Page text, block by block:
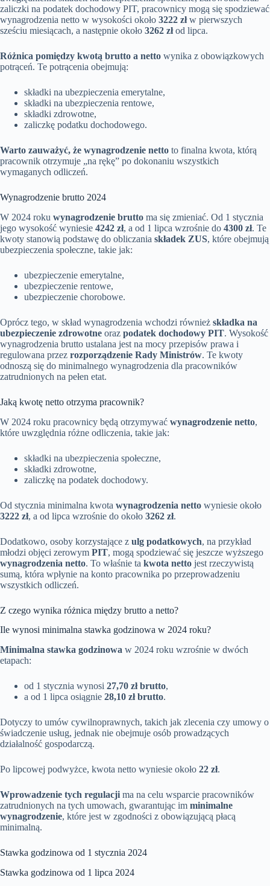
zaliczki na podatek dochodowy PIT, pracownicy mogą się spodziewać
wynagrodzenia netto w wysokości około 3222 złw pierwszych
sześciu miesiącach, a następnie około 3262 złod lipca.
Różnica pomiędzy kwotą brutto a netto wynika z obowiązkowych
potrąceń. Te potrącenia obejmują:
składki na ubezpieczenia emerytalne,
składki na ubezpieczenia rentowe,
składki zdrowotne,
zaliczkę podatku dochodowego.
Warto zauważyć, że wynagrodzenie netto to finalna kwota, którą
pracownik otrzymuje „na rękę” po dokonaniu wszystkich
wymaganych odliczeń.
Wynagrodzenie brutto 2024
W 2024 roku wynagrodzenie brutto ma się zmieniać. Od 1 stycznia
jego wysokość wyniesie 4242 zł, a od 1 lipca wzrośnie do 4300 zł. Te
kwoty stanowią podstawę do obliczania składek ZUS, które obejmują
ubezpieczenia społeczne, takie jak:
ubezpieczenie emerytalne,
ubezpieczenie rentowe,
ubezpieczenie chorobowe.
Oprócz tego, w skład wynagrodzenia wchodzi również składka na
ubezpieczenie zdrowotne oraz podatek dochodowy PIT. Wysokość
wynagrodzenia brutto ustalana jest na mocy przepisów prawa i
regulowana przez rozporządzenie Rady Ministrów. Te kwoty
odnoszą się do minimalnego wynagrodzenia dla pracowników
zatrudnionych na pełen etat.
Jaką kwotę netto otrzyma pracownik?
W 2024 roku pracownicy będą otrzymywać wynagrodzenie netto,
które uwzględnia różne odliczenia, takie jak:
składki na ubezpieczenia społeczne,
składki zdrowotne,
zaliczkę na podatek dochodowy.
Od stycznia minimalna kwota wynagrodzenia netto wyniesie około
3222 zł, a od lipca wzrośnie do około 3262 zł.
Dodatkowo, osoby korzystające z ulg podatkowych, na przykład
młodzi objęci zerowym PIT, mogą spodziewać się jeszcze wyższego
wynagrodzenia netto. To właśnie ta kwota netto jest rzeczywistą
sumą, która wpłynie na konto pracownika po przeprowadzeniu
wszystkich odliczeń.
Z czego wynika różnica między brutto a netto?
Ile wynosi minimalna stawka godzinowa w 2024 roku?
Minimalna stawka godzinowa w 2024 roku wzrośnie w dwóch
etapach:
od 1 stycznia wynosi 27,70 zł brutto,
a od 1 lipca osiągnie 28,10 zł brutto.
Dotyczy to umów cywilnoprawnych, takich jak zlecenia czy umowy o
świadczenie usług, jednak nie obejmuje osób prowadzących
działalność gospodarczą.
Po lipcowej podwyżce, kwota netto wyniesie około 22 zł.
Wprowadzenie tych regulacji ma na celu wsparcie pracowników
zatrudnionych na tych umowach, gwarantując im minimalne
wynagrodzenie, które jest w zgodności z obowiązującą płacą
minimalną.
Stawka godzinowa od 1 stycznia 2024
Stawka godzinowa od 1 lipca 2024